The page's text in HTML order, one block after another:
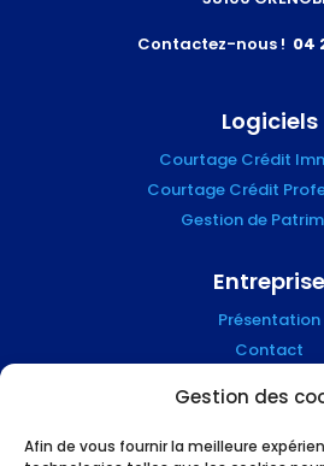
Gestion des
Afin de vous fournir la meilleure
Contactez-nous ! 04
Logiciels
Courtage Crédit
Courtage Crédit
Gestion de
Entreprise
Présentation
Contact
Mention